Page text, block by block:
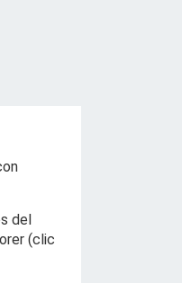
del
(clic